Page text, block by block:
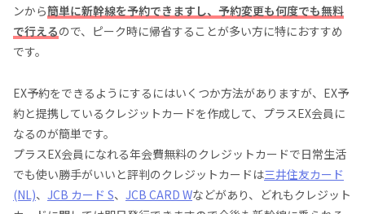
ンから簡単に新幹線を予約できますし、予約変更も何度でも無料
で行えるので、ピーク時に帰省することが多い方に特におすすめ
です。
EX予約をできるようにするにはいくつか方法がありますが、EX予
約と提携しているクレジットカードを作成して、プラスEX会員に
なるのが簡単です。
プラスEX会員になれる年会費無料のクレジットカードで日常生活
でも使い勝手がいいと評判のクレジットカードは三井住友カード
(NL)、 JCB カード S、 JCB CARD Wなどがあり、どれもクレジット